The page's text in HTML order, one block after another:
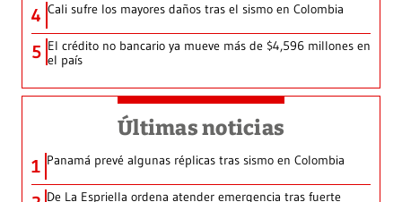
4 Cali sufre los mayores daños tras el sismo en Colombia
5 El crédito no bancario ya mueve más de $4,596 millones en
el país
Últimas noticias
1 Panamá prevé algunas réplicas tras sismo en Colombia
De La Espriella ordena atender emergencia tras fuerte